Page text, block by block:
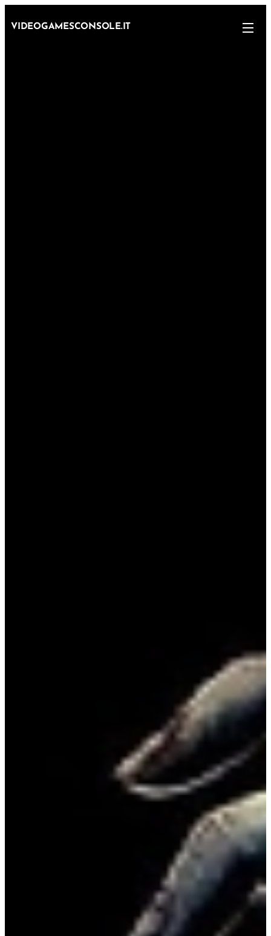
VIDEOGAMESCONSOLE.IT